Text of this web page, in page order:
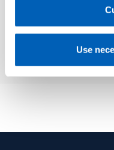
Gefran - Privacy
Use